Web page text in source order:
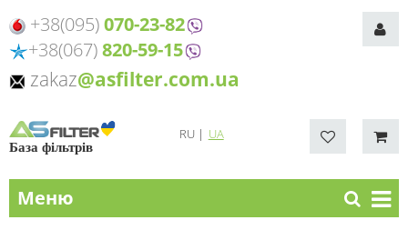
+38(095)070-23-82
+38(067)820-59-15
zakaz@asfilter.com.ua
База фільтрів
RU | UA
Меню